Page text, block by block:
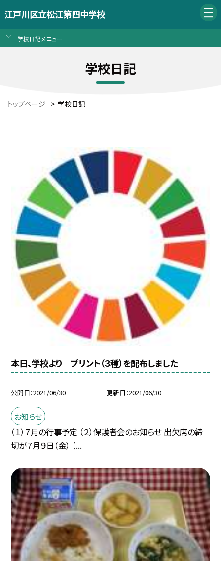
江戸川区立松江第四中学校
学校日記メニュー
学校日記
トップページ > 学校日記
本日、学校より プリント（３種）を配布しました
公開日 2021/06/30 更新日 2021/06/30
お知らせ
（１）７月の行事予定 （２）保護者会のお知らせ 出欠席の締
切が７月９日（金） （...